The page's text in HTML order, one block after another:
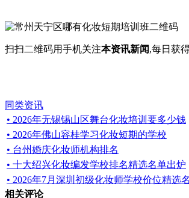
扫扫二维码用手机关注本资讯新闻,每日获
同类资讯
• 2026年无锡锡山区舞台化妆培训要多少钱
• 2026年佛山容桂学习化妆短期的学校
• 台州婚庆化妆师机构排名
• 十大绍兴化妆编发学校排名精选名单出炉
• 2026年7月深圳初级化妆师学校价位精选
相关评论